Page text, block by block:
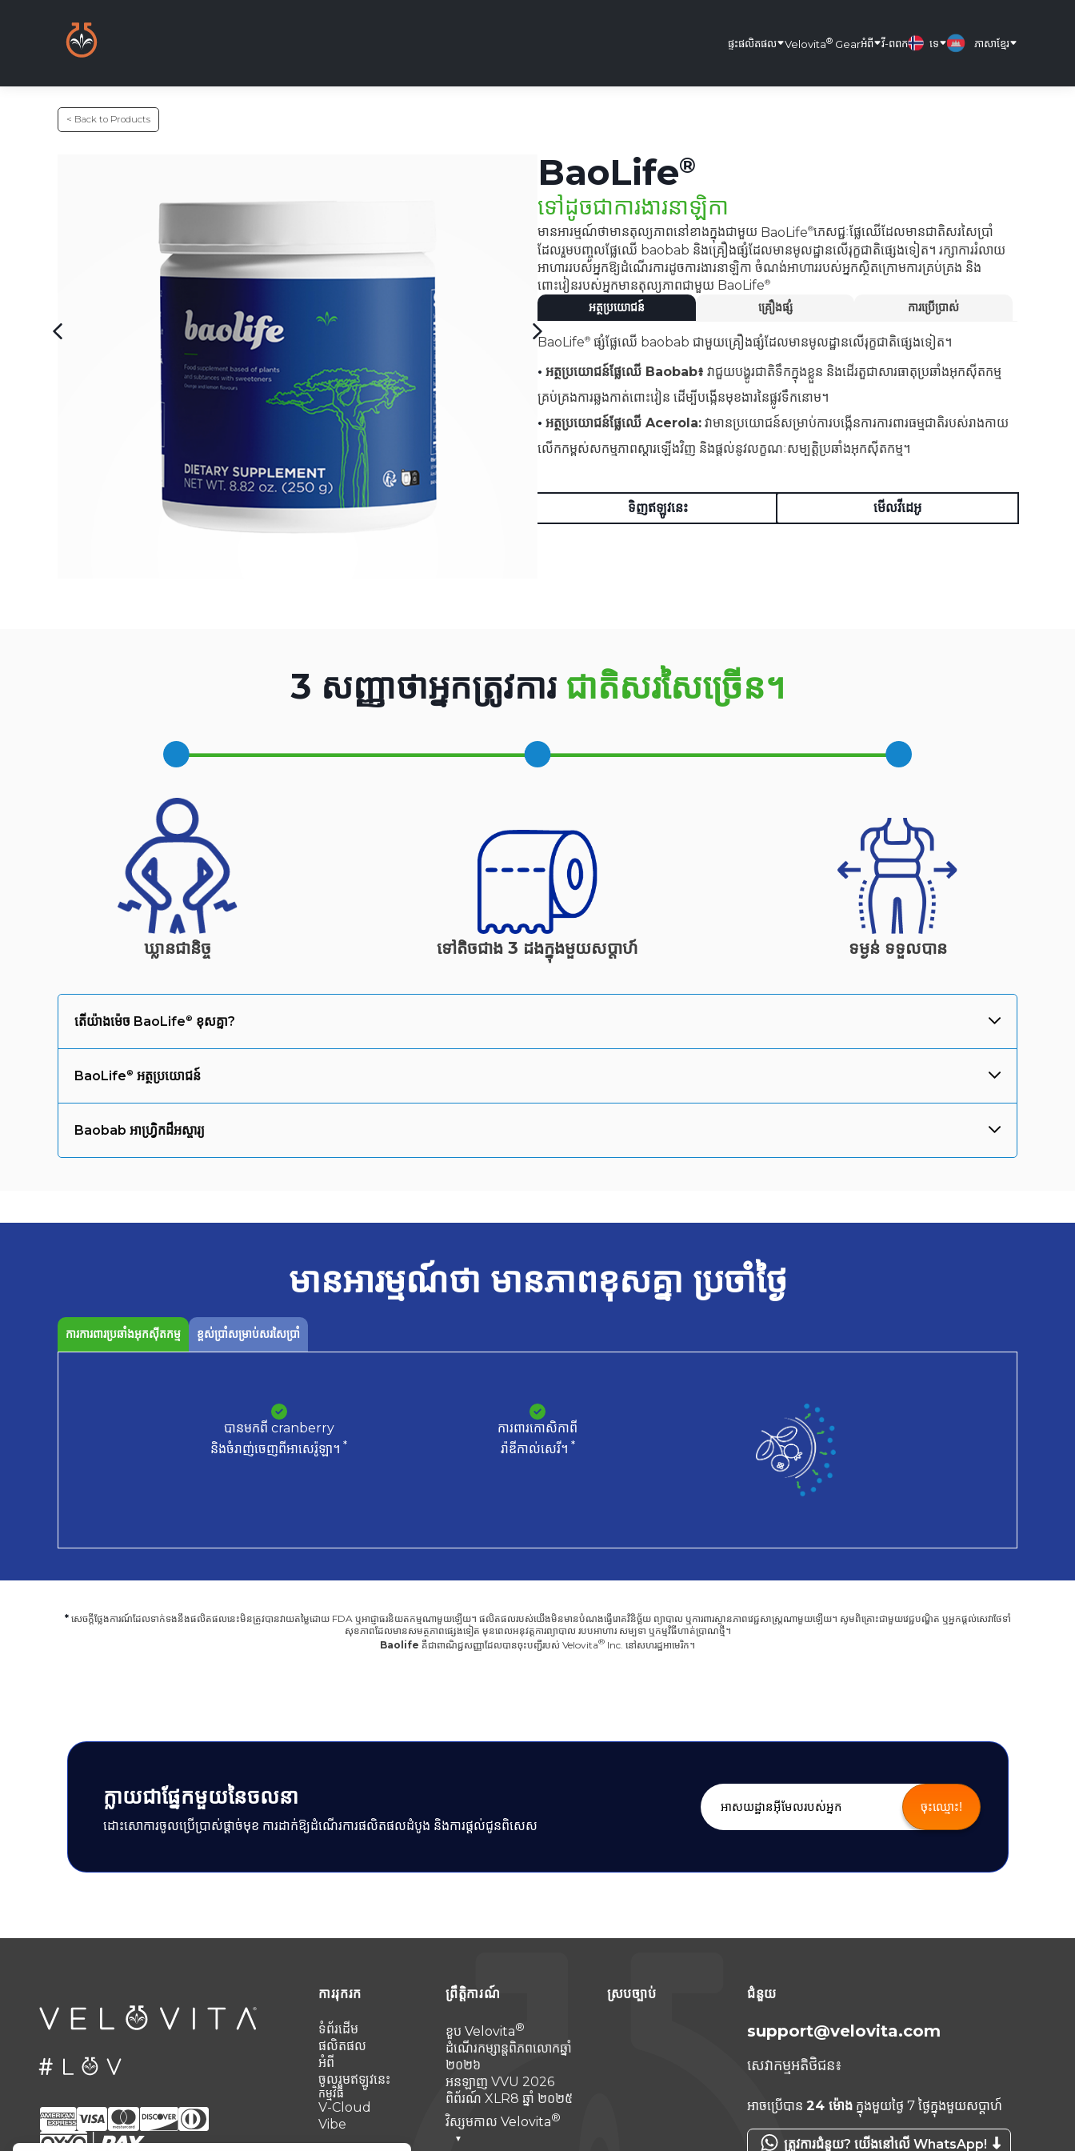
ផ្ទះផលិតផល Velovita® Gearអំពី វី-ពពក ទេ ភាសាខ្មែរ
< Back to Products
BaoLife
ទៅដូចជាការងារនាឡិកា
មានអារម្មណ៍ថាមានតុល្យភាពនៅខាងក្នុងជាមួយ BaoLife ភេសជ្ជៈផ្លែឈើដែលមានជាតិសរសៃប្រាំ
ដែលរួមបញ្ចូលផ្លែឈើ baobab និងគ្រឿងផ្សំដែលមានមូលដ្ឋានលើរុក្ខជាតិផ្សេងទៀត។ រក្សាការរំលាយ
អាហាររបស់អ្នកឱ្យដំណើរការដូចការងារនាឡិកា ចំណង់អាហាររបស់អ្នកស្ថិតក្រោមការគ្រប់គ្រង និង
ពោះវៀនរបស់អ្នកមានតុល្យភាពជាមួយ BaoLife
អត្ថប្រយោជន៍ គ្រឿងផ្សំ ការប្រើប្រាស់
BaoLife
ផ្សំផ្លែឈើ baobab ជាមួយគ្រឿងផ្សំដែលមានមូលដ្ឋានលើរុក្ខជាតិផ្សេងទៀត។
• អត្ថប្រយោជន៍ផ្លែឈើ Baobab៖ វាជួយបង្ហូរជាតិទឹកក្នុងខ្លួន និងដើរតួជាសារធាតុប្រឆាំងអុកស៊ីតកម្ម
គ្រប់គ្រងការឆ្លងកាត់ពោះវៀន ដើម្បីបង្កើនមុខងារនៃផ្លូវទឹកនោម។
• អត្ថប្រយោជន៍ផ្លែឈើ Acerola: វាមានប្រយោជន៍សម្រាប់ការបង្កើនការការពារធម្មជាតិរបស់រាងកាយ
លើកកម្ពស់សកម្មភាពស្តារឡើងវិញ និងផ្តល់នូវលក្ខណៈសម្បត្តិប្រឆាំងអុកស៊ីតកម្ម។
ទិញឥឡូវនេះ មើលវីដេអូ
3 សញ្ញាថាអ្នកត្រូវការ ជាតិសរសៃច្រើន។
ឃ្លានជានិច្ច ទៅតិចជាង 3 ដងក្នុងមួយសប្តាហ៍ ទម្ងន់ទទួលបាន
តើយ៉ាងម៉េច BaoLife ខុសគ្នា?
BaoLife អត្ថប្រយោជន៍
Baobab អាហ្វ្រិកដ៏អស្ចារ្យ
មានអារម្មណ៍ថា មានភាពខុសគ្នា ប្រចាំថ្ងៃ
ការការពារប្រឆាំងអុកស៊ីតកម្ម ខ្ពស់ប្រាំសម្រាប់សរសៃប្រាំ
បានមកពី cranberry
និងចំរាញ់ចេញពីអាសេរ៉ូឡា។ *
ការពារកោសិកាពី
រ៉ាឌីកាល់សេរី។ *
*សេចក្តីថ្លែងការណ៍ដែលទាក់ទងនឹងផលិតផលនេះមិនត្រូវបានវាយតម្លៃដោយ FDA ឬអាជ្ញាធរនិយតកម្មណាមួយឡើយ។ ផលិតផលរបស់យើងមិនមានបំណងធ្វើរោគវិនិច្ឆ័យ ព្យាបាល ឬការពារស្ថានភាពវេជ្ជសាស្ត្រណាមួយឡើយ។ សូមពិគ្រោះជាមួយវេជ្ជបណ្ឌិត ឬអ្នកផ្តល់សេវាថែទាំ
សុខភាពដែលមានសមត្ថភាពផ្សេងទៀត មុនពេលអនុវត្តការព្យាបាល របបអាហារ សម្បទា ឬកម្មវិធីហាត់ប្រាណថ្មី។
Baolife គឺជាពាណិជ្ជសញ្ញាដែលបានចុះបញ្ជីរបស់ Velovita Inc. នៅសហរដ្ឋអាមេរិក។
ក្លាយជាផ្នែកមួយនៃចលនា
ដោះសោការចូលប្រើប្រាស់ផ្តាច់មុខ ការដាក់ឱ្យដំណើរការផលិតផលដំបូង និងការផ្តល់ជូនពិសេស
ការរុករក
ទំព័រដើម
ផលិតផល
អំពី
ចូលរួមឥឡូវនេះ
កម្មវិធី
V-Cloud
Vibe
ព្រឹត្តិការណ៍
ខួបVelovita
ដំណើរកម្សាន្តពិភពលោកឆ្នាំ
២០២៦
អនឡាញ VVU 2026
ពិព័រណ៍ XLR8 ឆ្នាំ ២០២៥
វិស្សមកាលVelovita
▼
ស្របច្បាប់ ជំនួយ
support@velovita.com
សេវាកម្មអតិថិជន៖
អាចប្រើបាន 24 ម៉ោង ក្នុងមួយថ្ងៃ 7 ថ្ងៃក្នុងមួយសប្តាហ៍
ត្រូវការជំនួយ? យើងនៅលើ WhatsApp!